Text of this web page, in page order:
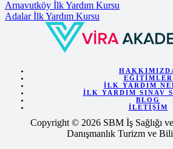
Arnavutköy İlk Yardım Kursu
Adalar İlk Yardım Kursu
EĞITIMLER
İLK YARDIM
İLK YARDIM SINAV
BLOG
İLETIŞIM
Copyright © 2026 SBM İş Sağlığı
Danışmanlık Turizm ve